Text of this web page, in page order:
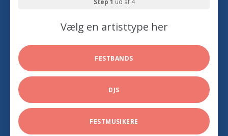
Step 1 ud af 4
Vælg en artisttype her
FESTBANDS
DJS
FESTMUSIKERE